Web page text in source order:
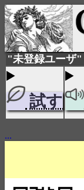
"未登録ユーザ"
試す
...